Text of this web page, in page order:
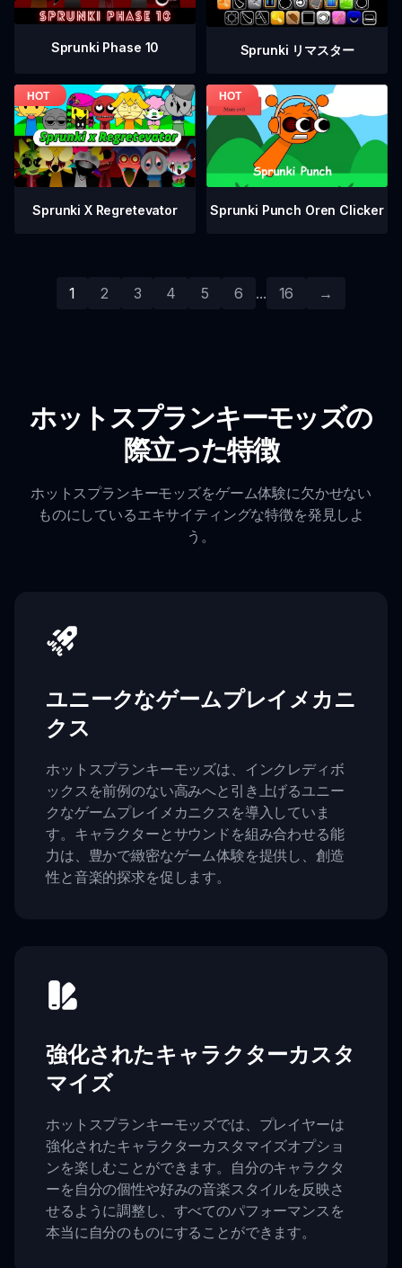
Sprunki Phase 10 Sprunki リマスター
Sprunki X Regretevator Sprunki Punch Oren Clicker
1 2 3 4 5 6 ... 16 →
ホットスプランキーモッズの
際立った特徴
ホットスプランキーモッズをゲーム体験に欠かせない
ものにしているエキサイティングな特徴を発見しよ
う。
ユニークなゲームプレイメカニ
クス
ホットスプランキーモッズは、インクレディボ
ックスを前例のない高みへと引き上げるユニー
クなゲームプレイメカニクスを導入していま
す。キャラクターとサウンドを組み合わせる能
力は、豊かで緻密なゲーム体験を提供し、創造
性と音楽的探求を促します。
強化されたキャラクターカスタ
マイズ
ホットスプランキーモッズでは、プレイヤーは
強化されたキャラクターカスタマイズオプショ
ンを楽しむことができます。自分のキャラクタ
ーを自分の個性や好みの音楽スタイルを反映さ
せるように調整し、すべてのパフォーマンスを
本当に自分のものにすることができます。